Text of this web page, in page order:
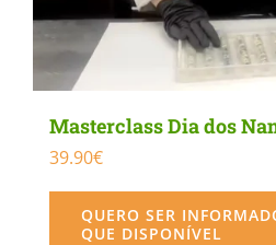
Masterclass Dia dos
39.90€
QUERO SER
QUE DISPONÍVEL